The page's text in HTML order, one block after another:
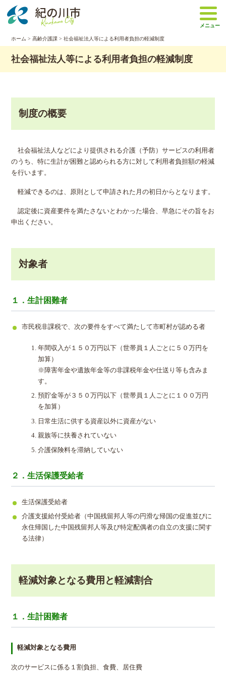
メニュー
ホーム >高齢介護課 > 社会福祉法人等による利用者負担の軽減制度
社会福祉法人等による利用者負担の軽減制度
制度の概要
社会福祉法人などにより提供される介護（予防）サービスの利用者
のうち、特に生計が困難と認められる方に対して利用者負担額の軽減
を行います。
軽減できるのは、原則として申請された月の初日からとなります。
認定後に資産要件を満たさないとわかった場合、早急にその旨をお
申出ください。
対象者
１．生計困難者
市民税非課税で、次の要件をすべて満たして市町村が認める者
年間収入が１５０万円以下（世帯員１人ごとに５０万円を
加算）
※障害年金や遺族年金等の非課税年金や仕送り等も含みま
す。
預貯金等が３５０万円以下（世帯員１人ごとに１００万円
を加算）
日常生活に供する資産以外に資産がない
親族等に扶養されていない
介護保険料を滞納していない
２．生活保護受給者
生活保護受給者
介護支援給付受給者（中国残留邦人等の円滑な帰国の促進並びに
永住帰国した中国残留邦人等及び特定配偶者の自立の支援に関す
る法律）
軽減対象となる費用と軽減割合
１．生計困難者
軽減対象となる費用
次のサービスに係る１割負担、食費、居住費